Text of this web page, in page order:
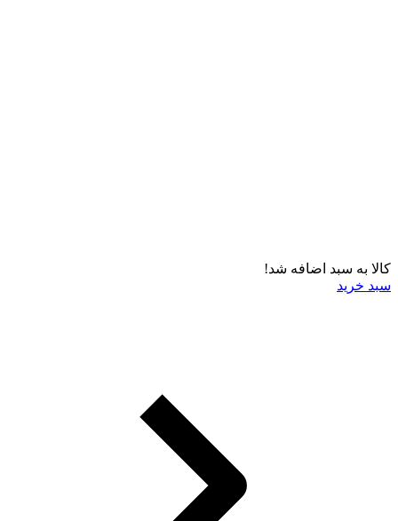
کالا به سبد اضافه شد!
سبد خرید